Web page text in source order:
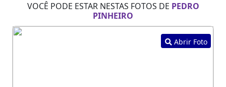
VOCÊ PODE ESTAR NESTAS FOTOS DE PEDRO
PINHEIRO
Abrir Foto